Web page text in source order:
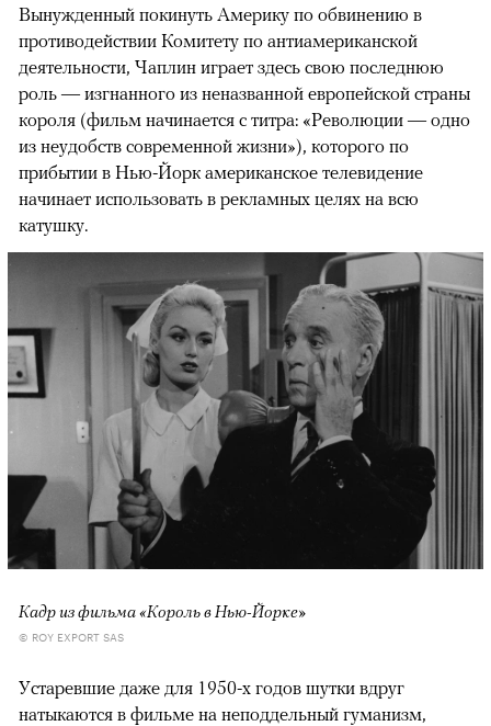
Вынужденный покинуть Америку по обвинению в
противодействии Комитету по антиамериканской
деятельности, Чаплин играет здесь свою последнюю
роль — изгнанного из неназванной европейской страны
короля (фильм начинается с титра: «Революции — одно
из неудобств современной жизни»), которого по
прибытии в Нью-Йорк американское телевидение
начинает использовать в рекламных целях на всю
катушку.
Кадр из фильма «Король в Нью-Йорке»
© ROY EXPORT SAS
Устаревшие даже для 1950-х годов шутки вдруг
натыкаются в фильме на неподдельный гуманизм,